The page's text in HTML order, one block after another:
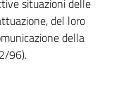
situazioni delle
del loro
della
96).